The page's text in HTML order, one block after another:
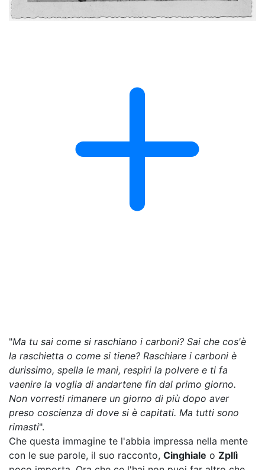
"Ma tu sai come si raschiano i carboni? Sai che cos'è
la raschietta o come si tiene? Raschiare i carboni è
durissimo, spella le mani, respiri la polvere e ti fa
vaenire la voglia di andartene fin dal primo giorno.
Non vorresti rimanere un giorno di più dopo aver
preso coscienza di dove si è capitati. Ma tutti sono
rimasti".
Che questa immagine te l'abbia impressa nella mente
con le sue parole, il suo racconto, Cinghiale o Zpllì